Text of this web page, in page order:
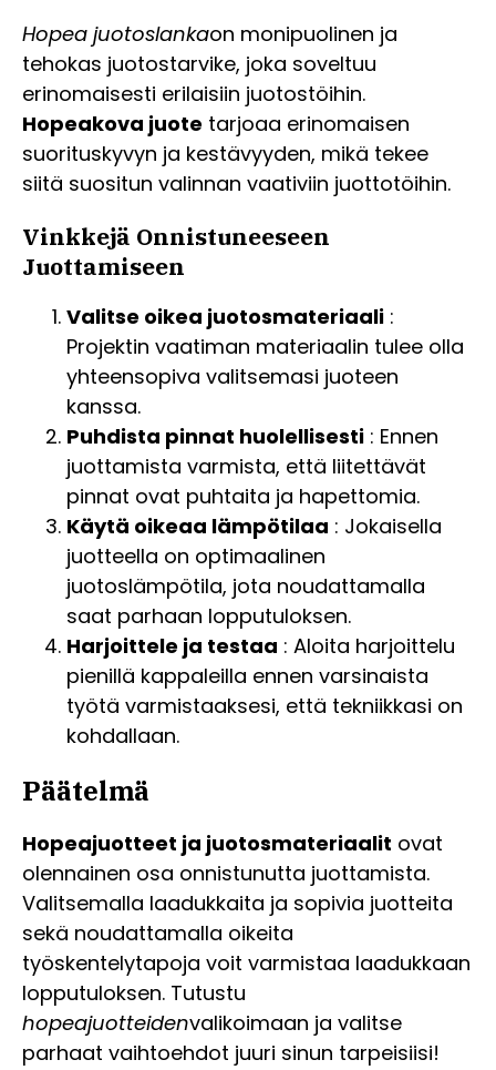
Hopea juotoslankaon monipuolinen ja
tehokas juotostarvike, joka soveltuu
erinomaisesti erilaisiin juotostöihin.
Hopeakova juote tarjoaa erinomaisen
suorituskyvyn ja kestävyyden, mikä tekee
siitä suositun valinnan vaativiin juottotöihin.
Vinkkejä Onnistuneeseen
Juottamiseen
Valitse oikea juotosmateriaali :
Projektin vaatiman materiaalin tulee olla
yhteensopiva valitsemasi juoteen
kanssa.
Puhdista pinnat huolellisesti : Ennen
juottamista varmista, että liitettävät
pinnat ovat puhtaita ja hapettomia.
Käytä oikeaa lämpötilaa : Jokaisella
juotteella on optimaalinen
juotoslämpötila, jota noudattamalla
saat parhaan lopputuloksen.
Harjoittele ja testaa : Aloita harjoittelu
pienillä kappaleilla ennen varsinaista
työtä varmistaaksesi, että tekniikkasi on
kohdallaan.
Päätelmä
Hopeajuotteet ja juotosmateriaalit ovat
olennainen osa onnistunutta juottamista.
Valitsemalla laadukkaita ja sopivia juotteita
sekä noudattamalla oikeita
työskentelytapoja voit varmistaa laadukkaan
lopputuloksen. Tutustu
hopeajuotteidenvalikoimaan ja valitse
parhaat vaihtoehdot juuri sinun tarpeisiisi!